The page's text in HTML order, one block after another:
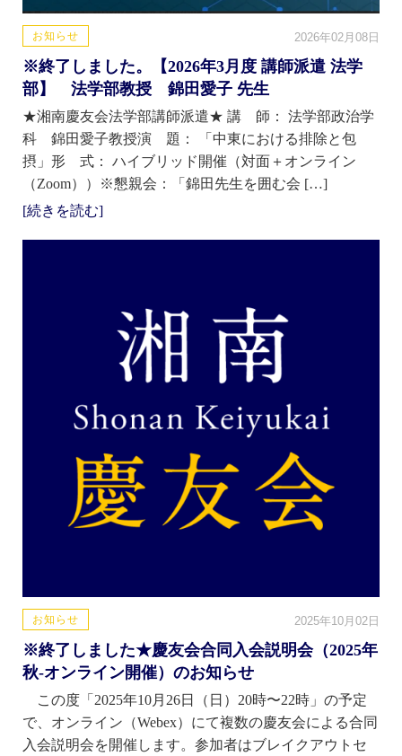
お知らせ 2026年02月08日
※終了しました。【2026年3月度 講師派遣 法学
部】 法学部教授 錦田愛子 先生
★湘南慶友会法学部講師派遣★ 講 師： 法学部政治学
科 錦田愛子教授演 題： 「中東における排除と包
摂」形 式： ハイブリッド開催（対面＋オンライン
（Zoom））※懇親会：「錦田先生を囲む会 […]
[続きを読む]
お知らせ 2025年10月02日
※終了しました★慶友会合同入会説明会（2025年
秋-オンライン開催）のお知らせ
この度「2025年10月26日（日）20時〜22時」の予定
で、オンライン（Webex）にて複数の慶友会による合同
入会説明会を開催します。参加者はブレイクアウトセ